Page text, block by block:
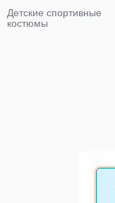
Детские спортивные
костюмы